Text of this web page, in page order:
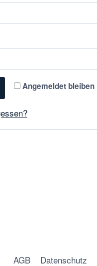
Angemeldet bleiben
AGB Datenschutz